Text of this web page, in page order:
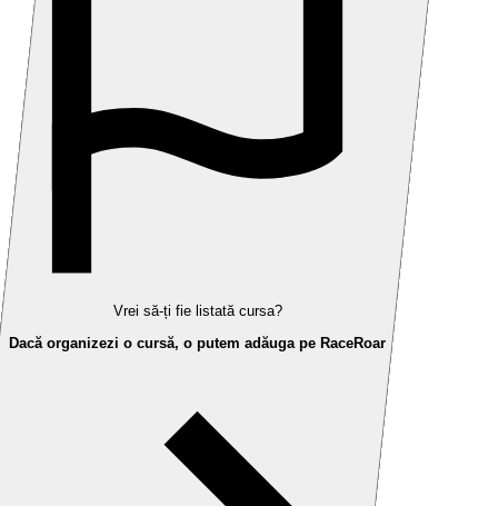
Vrei să-ți fie listată cursa?
Dacă organizezi o cursă, o putem adăuga pe RaceRoar